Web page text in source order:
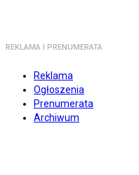
REKLAMA I PRENUMERATA
Reklama
Ogłoszenia
Prenumerata
Archiwum